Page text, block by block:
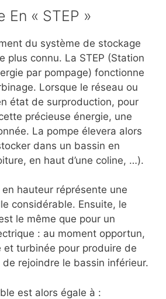
En « STEP »
du système de stockage
plus connu. La STEP (Station
par pompage) fonctionne
Lorsque le réseau ou
état de surproduction, pour
précieuse énergie, une
La pompe élevera alors
dans un bassin en
en haut d’une coline, …).
hauteur réprésente une
considérable. Ensuite, le
le même que pour un
: au moment opportun,
et turbinée pour produire de
de rejoindre le bassin inférieur.
est alors égale à :